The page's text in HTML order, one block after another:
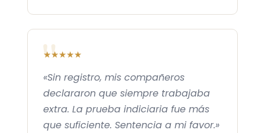
★★★★★
«Sin registro, mis compañeros
declararon que siempre trabajaba
extra. La prueba indiciaria fue más
que suficiente. Sentencia a mi favor.»